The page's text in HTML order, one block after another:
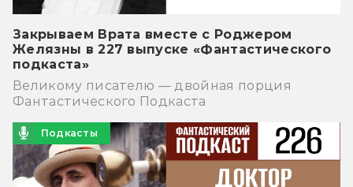
Закрываем Врата вместе с Роджером
Желязны в 227 выпуске «Фантастического
подкаста»
Великому писателю — двойная порция
Фантастического Подкаста
Подкасты